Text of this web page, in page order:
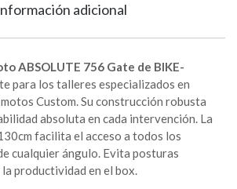
adicional
ABSOLUTE 756 Gate de BIKE-
para los talleres especializados en
Custom. Su construcción robusta
absoluta en cada intervención. La
facilita el acceso a todos los
cualquier ángulo. Evita posturas
productividad en el box.